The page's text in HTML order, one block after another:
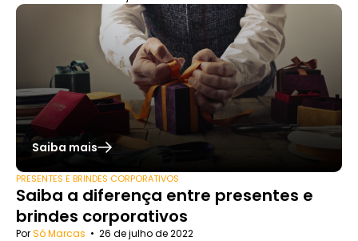
Saiba mais
PRESENTES E BRINDES CORPORATIVOS
Saiba a diferença entre presentes e
brindes corporativos
PorSó Marcas • 26 de julho de 2022